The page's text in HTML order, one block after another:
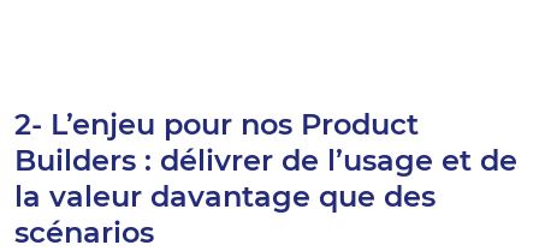
2- L’enjeu pour nos Product
Builders : délivrer de l’usage et de
la valeur davantage que des
scénarios